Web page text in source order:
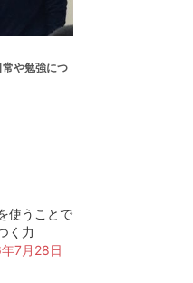
や勉強につ
使うことで
く力
7月28日